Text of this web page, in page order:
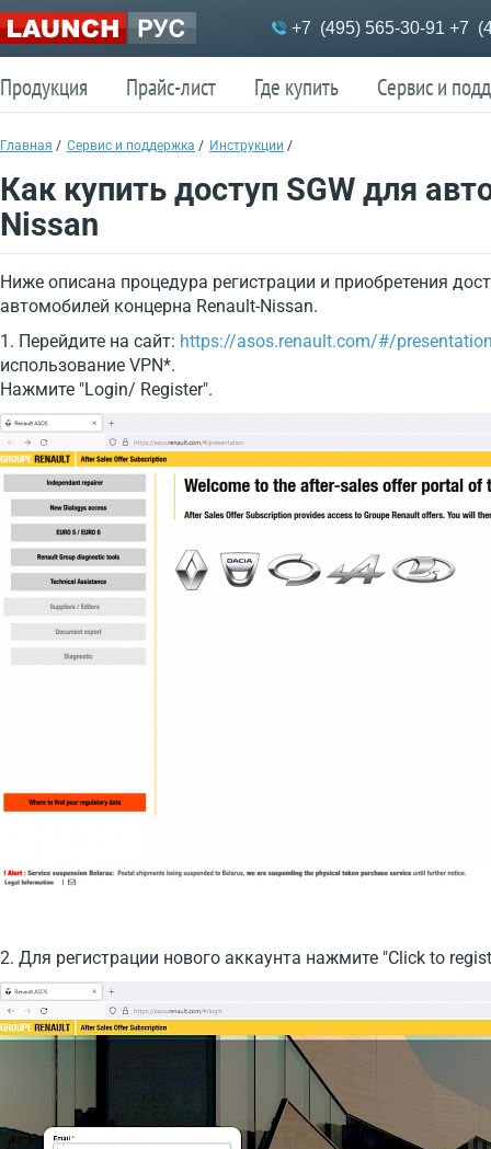
Меню
Продукция Прайс-лист Где купить Сервис и
+7 (495) 565-30-91 +7
Продукция Прайс-лист Где купить Сервис и
Главная / Сервис и поддержка / Инструкции /
Как купить доступ SGW для
Nissan
Ниже описана процедура регистрации и приобретения
автомобилей концерна Renault-Nissan.
1. Перейдите на сайт: https://asos.renault.com/#/
использование VPN*.
Нажмите "Login/ Register".
2. Для регистрации нового аккаунта нажмите "Сlick to